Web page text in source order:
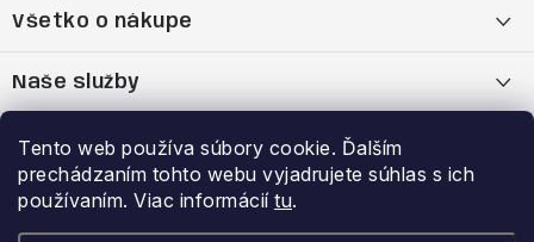
Tento web používa súbory cookie. Ďalším
prechádzaním tohto webu vyjadrujete súhlas s ich
používaním. Viac informácií tu.
p
t
Všetko o nákupe
OBCHODNÉ PODMIENKY
Naše služby
Bootfitting - Tvarovanie Lyžiarok v Nitre
Výhody a zľavy
Garancia najnižšej ceny
Prihlásenie